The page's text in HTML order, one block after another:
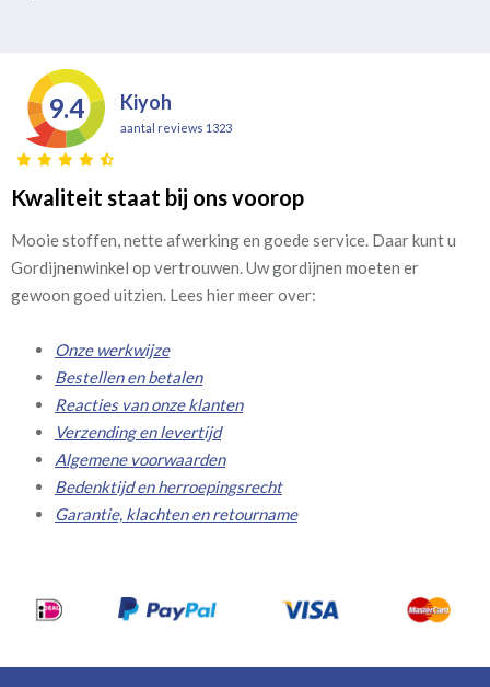
9.4 Kiyoh
aantal reviews 1323
Kwaliteit staat bij ons voorop
Mooie stoffen, nette afwerking en goede service. Daar kunt u
Gordijnenwinkel op vertrouwen. Uw gordijnen moeten er
gewoon goed uitzien. Lees hier meer over:
Onze werkwijze
Bestellen en betalen
Reacties van onze klanten
Verzending en levertijd
Algemene voorwaarden
Bedenktijd en herroepingsrecht
Garantie, klachten en retourname